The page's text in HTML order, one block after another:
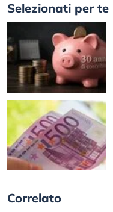
Selezionati per te
Correlato